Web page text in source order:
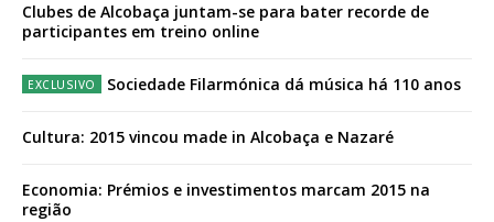
Clubes de Alcobaça juntam-se para bater recorde de
participantes em treino online
Sociedade Filarmónica dá música há 110 anos
Cultura: 2015 vincou made in Alcobaça e Nazaré
Economia: Prémios e investimentos marcam 2015 na
região